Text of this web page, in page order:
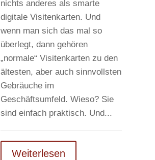
nichts anderes als smarte
digitale Visitenkarten. Und
wenn man sich das mal so
überlegt, dann gehören
„normale“ Visitenkarten zu den
ältesten, aber auch sinnvollsten
Gebräuche im
Geschäftsumfeld. Wieso? Sie
sind einfach praktisch. Und...
Weiterlesen